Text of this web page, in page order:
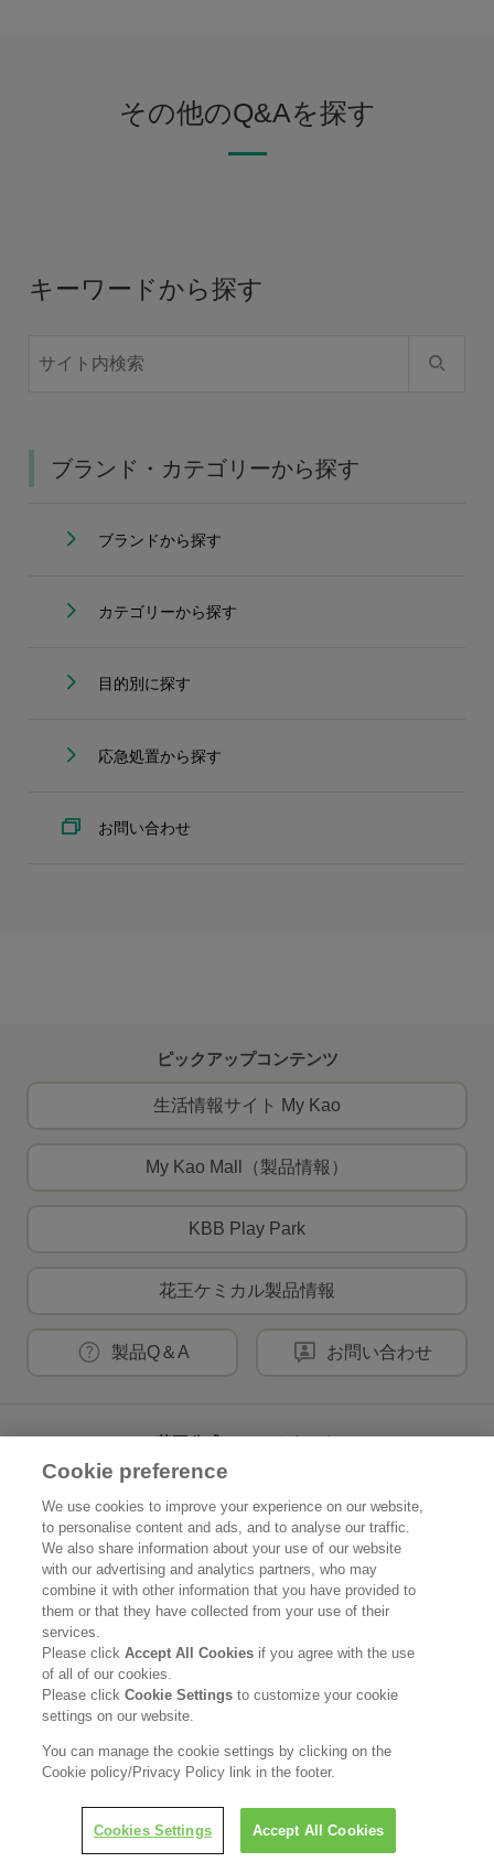
その他のQ&Aを探す
キーワードから探す
ブランド・カテゴリーから探す
ブランドから探す
カテゴリーから探す
目的別に探す
応急処置から探す
お問い合わせ
ピックアップコンテンツ
生活情報サイト My Kao
My Kao Mall（製品情報）
KBB Play Park
花王ケミカル製品情報
製品Q＆A お問い合わせ
花王公式SNSアカウント
Home 花王について
サステナビリティ イノベーション
ブランド 投資家情報
ニュースルーム
利用規約 花王のアクセシビリティ 個人情報保護方針
利用者情報の外部送信 ソーシャルメディアポリシー
LINEで担当者につなぐ
Cookie preference
We use cookies to improve your experience on our website,
to personalise content and ads, and to analyse our traffic.
We also share information about your use of our website
with our advertising and analytics partners, who may
combine it with other information that you have provided to
them or that they have collected from your use of their
services.
Please clickAccept All Cookies if you agree with the use
of all of our cookies.
Please clickCookie Settingsto customize your cookie
settings on our website.
You can manage the cookie settings by clicking on the
Cookie policy/Privacy Policy link in the footer.
Cookies Settings Accept All Cookies